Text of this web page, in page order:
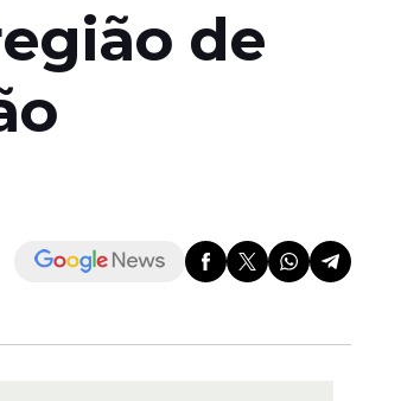
de